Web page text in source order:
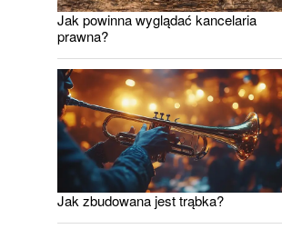
Jak powinna wyglądać kancelaria
prawna?
Jak zbudowana jest trąbka?